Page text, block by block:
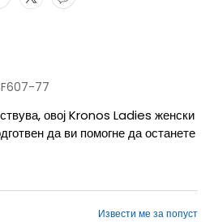
77
овој Kronos Ladies женски
да ви помогне да останете
Извести ме за попуст